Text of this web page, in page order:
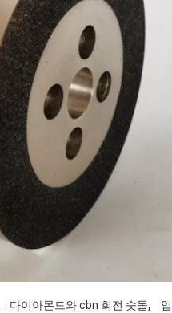
다이아몬드와 cbn 회전 숫돌,